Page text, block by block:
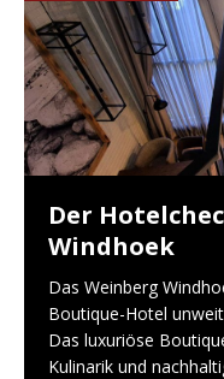
Der
Windhoek
Das Weinberg
Boutique-Hotel
Das luxuriöse
Kulinarik und